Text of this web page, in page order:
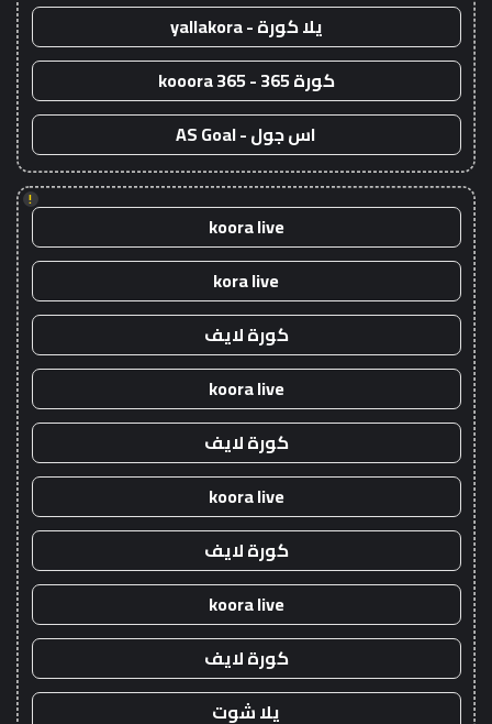
يلا كورة - yallakora
كورة 365 - kooora 365
اس جول - AS Goal
!
koora live
kora live
كورة لايف
koora live
كورة لايف
koora live
كورة لايف
koora live
كورة لايف
يلا شوت